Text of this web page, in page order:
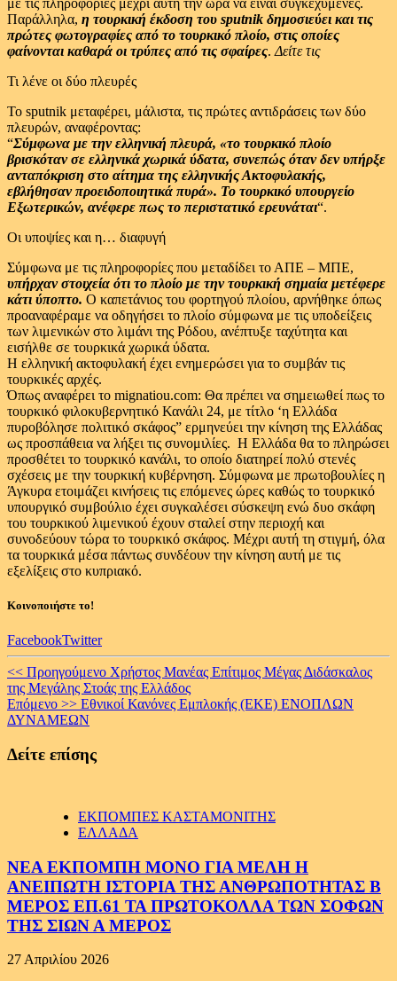
με τις πληροφορίες μέχρι αυτή την ώρα να είναι συγκεχυμένες.
Παράλληλα, η τουρκική έκδοση του sputnik δημοσιεύει και τις
πρώτες φωτογραφίες από το τουρκικό πλοίο, στις οποίες
φαίνονται καθαρά οι τρύπες από τις σφαίρες. Δείτε τις
Τι λένε οι δύο πλευρές
Το sputnik μεταφέρει, μάλιστα, τις πρώτες αντιδράσεις των δύο
πλευρών, αναφέροντας:
“Σύμφωνα με την ελληνική πλευρά, «το τουρκικό πλοίο
βρισκόταν σε ελληνικά χωρικά ύδατα, συνεπώς όταν δεν υπήρξε
ανταπόκριση στο αίτημα της ελληνικής Ακτοφυλακής,
εβλήθησαν προειδοποιητικά πυρά». Το τουρκικό υπουργείο
Εξωτερικών, ανέφερε πως το περιστατικό ερευνάται“.
Οι υποψίες και η… διαφυγή
Σύμφωνα με τις πληροφορίες που μεταδίδει το ΑΠΕ – ΜΠΕ,
υπήρχαν στοιχεία ότι το πλοίο με την τουρκική σημαία μετέφερε
κάτι ύποπτο. Ο καπετάνιος του φορτηγού πλοίου, αρνήθηκε όπως
προαναφέραμε να οδηγήσει το πλοίο σύμφωνα με τις υποδείξεις
των λιμενικών στο λιμάνι της Ρόδου, ανέπτυξε ταχύτητα και
εισήλθε σε τουρκικά χωρικά ύδατα.
Η ελληνική ακτοφυλακή έχει ενημερώσει για το συμβάν τις
τουρκικές αρχές.
Όπως αναφέρει το mignatiou.com: Θα πρέπει να σημειωθεί πως το
τουρκικό φιλοκυβερνητικό Κανάλι 24, με τίτλο ‘η Ελλάδα
πυροβόλησε πολιτικό σκάφος” ερμηνεύει την κίνηση της Ελλάδας
ως προσπάθεια να λήξει τις συνομιλίες. Η Ελλάδα θα το πληρώσει
προσθέτει το τουρκικό κανάλι, το οποίο διατηρεί πολύ στενές
σχέσεις με την τουρκική κυβέρνηση. Σύμφωνα με πρωτοβουλίες η
Άγκυρα ετοιμάζει κινήσεις τις επόμενες ώρες καθώς το τουρκικό
υπουργικό συμβούλιο έχει συγκαλέσει σύσκεψη ενώ δυο σκάφη
του τουρκικού λιμενικού έχουν σταλεί στην περιοχή και
συνοδεύουν τώρα το τουρκικό σκάφος. Μέχρι αυτή τη στιγμή, όλα
τα τουρκικά μέσα πάντως συνδέουν την κίνηση αυτή με τις
εξελίξεις στο κυπριακό.
Κοινοποιήστε το!
FacebookTwitter
Continue
Reading
<< Προηγούμενο Χρήστος Μανέας Επίτιμος Μέγας Διδάσκαλος
της Μεγάλης Στοάς της Ελλάδος
Επόμενο >> Εθνικοί Κανόνες Εμπλοκής (ΕΚΕ) ΕΝΟΠΛΩΝ
ΔΥΝΑΜΕΩΝ
Δείτε επίσης
ΕΚΠΟΜΠΕΣ ΚΑΣΤΑΜΟΝΙΤΗΣ
ΕΛΛΑΔΑ
ΝΕΑ ΕΚΠΟΜΠΗ ΜΟΝΟ ΓΙΑ ΜΕΛΗ Η
ΑΝΕΙΠΩΤΗ ΙΣΤΟΡΙΑ ΤΗΣ ΑΝΘΡΩΠΟΤΗΤΑΣ Β
ΜΕΡΟΣ ΕΠ.61 ΤΑ ΠΡΩΤΟΚΟΛΛΑ ΤΩΝ ΣΟΦΩΝ
ΤΗΣ ΣΙΩΝ Α ΜΕΡΟΣ
27 Απριλίου 2026